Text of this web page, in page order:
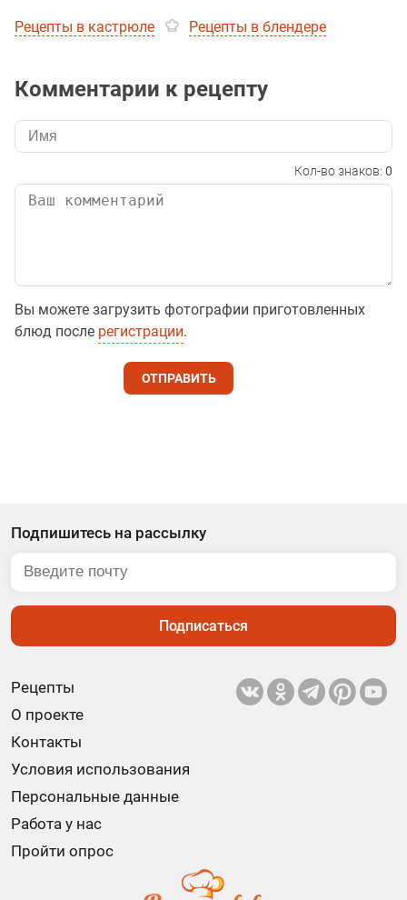
Рецепты в кастрюле Рецепты в блендере
Комментарии к рецепту
Кол-во знаков: 0
Вы можете загрузить фотографии приготовленных
блюд после регистрации.
ОТПРАВИТЬ
Рецепты
О проекте
Контакты
Условия использования
Персональные данные
Работа у нас
Пройти опрос
Подпишитесь на рассылку
Подписаться